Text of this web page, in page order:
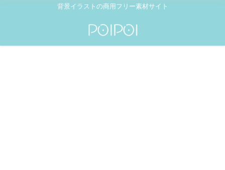
背景イラストの商用フリー素材サイト